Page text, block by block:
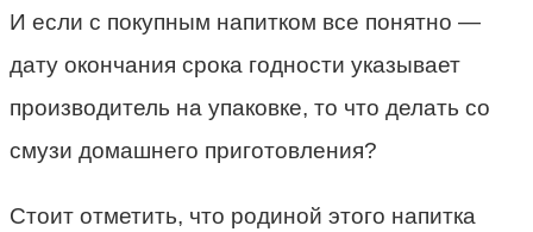
И если с покупным напитком все понятно —
дату окончания срока годности указывает
производитель на упаковке, то что делать со
смузи домашнего приготовления?
Стоит отметить, что родиной этого напитка